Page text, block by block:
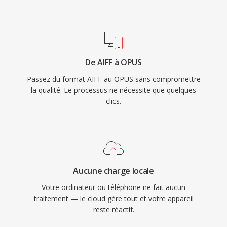
débit du MP3 et bat l&#039;AAC à débit
équivalent. Et sa faible latence en fait le codec
obligatoire pour WebRTC, si bien que chaque
navigateur moderne embarqué un décodeur
Opus. WhatsApp, Discord, Zoom et YouTube
De AIFF à OPUS
Passez du format AIFF au OPUS sans compromettre
la qualité. Le processus ne nécessite que quelques
clics.
Aucune charge locale
Votre ordinateur ou téléphone ne fait aucun
traitement — le cloud gère tout et votre appareil
reste réactif.